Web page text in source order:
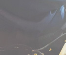
【
【